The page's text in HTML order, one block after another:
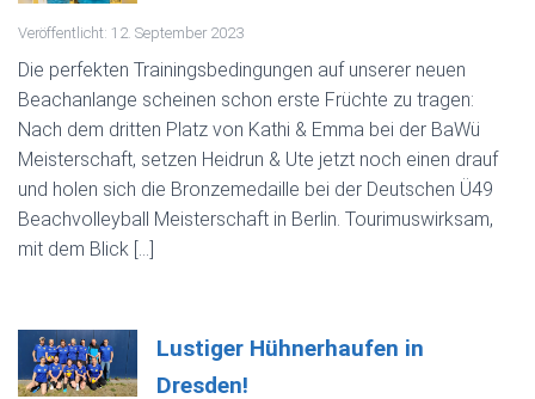
Veröffentlicht: 12. September 2023
Die perfekten Trainingsbedingungen auf unserer neuen
Beachanlange scheinen schon erste Früchte zu tragen:
Nach dem dritten Platz von Kathi & Emma bei der BaWü
Meisterschaft, setzen Heidrun & Ute jetzt noch einen drauf
und holen sich die Bronzemedaille bei der Deutschen Ü49
Beachvolleyball Meisterschaft in Berlin. Tourimuswirksam,
mit dem Blick […]
Lustiger Hühnerhaufen in
Dresden!